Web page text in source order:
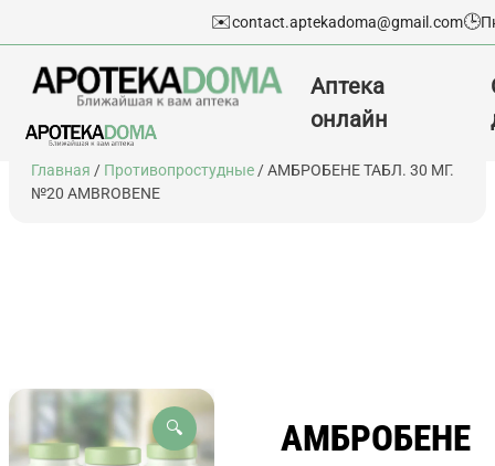
Перейти
содержимому
✉️contact.aptekadoma@gmail.com🕒
Аптека
онлайн
Главная / Противопростудные / АМБРОБЕНЕ ТАБЛ. 30 МГ.
№20 AMBROBENE
🔍
АМБРОБЕНЕ